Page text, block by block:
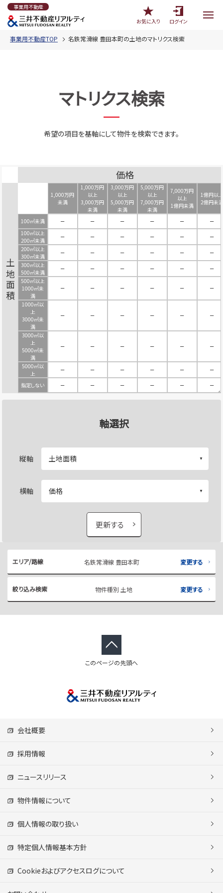
事業用不動産
お気に入り
ログイン
事業用不動産TOP 名鉄常滑線 豊田本町の土地のマトリクス検索
マトリクス検索
希望の項目を基軸にして物件を検索できます。
価格
土地面積
1,000万円
未満
1,000万円
以上
3,000万円
未満
3,000万円
以上
5,000万円
未満
5,000万円
以上
7,000万円
未満
7,000万円
以上
1億円未満
1億円以上
2億円未満
100㎡未満 － － － － －
－
100㎡以上
200㎡未満
－ － － － －
－
200㎡以上
300㎡未満
－ － － － －
－
300㎡以上
500㎡未満
－ － － － －
－
500㎡以上
1000㎡未
満
－ － － － － －
1000㎡以
上
3000㎡未
満
－ － － － － －
3000㎡以
上
5000㎡未
満
－ － － － － －
5000㎡以
上
－ － － － － －
指定しない － － － － － －
軸選択
縦軸
横軸
更新する
エリア/路線 名鉄常滑線 豊田本町 変更する
絞り込み検索 物件種別 土地 変更する
このページの先頭へ
会社概要
採用情報
ニュースリリース
物件情報について
個人情報の取り扱い
特定個人情報基本方針
Cookieおよびアクセスログについて